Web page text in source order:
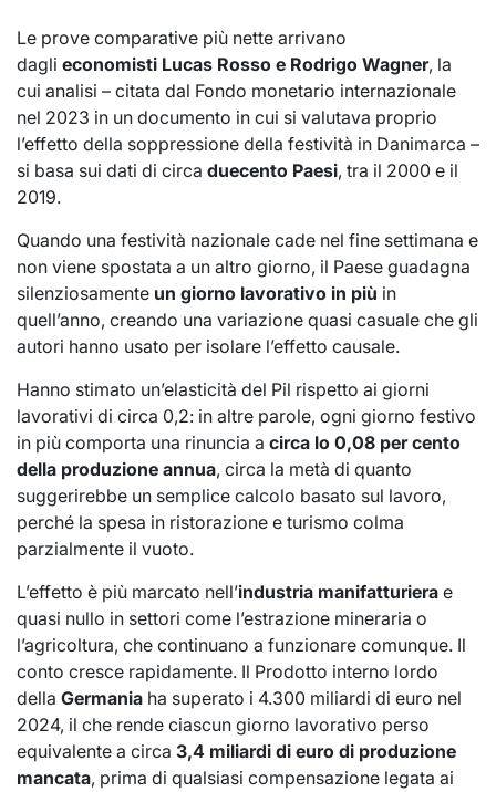
Le prove comparative più nette arrivano
dagli economisti Lucas Rosso e Rodrigo Wagner, la
cui analisi – citata dal Fondo monetario internazionale
nel 2023 in un documento in cui si valutava proprio
l’effetto della soppressione della festività in Danimarca –
si basa sui dati di circa duecento Paesi, tra il 2000 e il
2019.
Quando una festività nazionale cade nel fine settimana e
non viene spostata a un altro giorno, il Paese guadagna
silenziosamente un giorno lavorativo in più in
quell’anno, creando una variazione quasi casuale che gli
autori hanno usato per isolare l’effetto causale.
Hanno stimato un’elasticità del Pil rispetto ai giorni
lavorativi di circa 0,2: in altre parole, ogni giorno festivo
in più comporta una rinuncia a circa lo 0,08 per cento
della produzione annua, circa la metà di quanto
suggerirebbe un semplice calcolo basato sul lavoro,
perché la spesa in ristorazione e turismo colma
parzialmente il vuoto.
L’effetto è più marcato nell’industria manifatturiera e
quasi nullo in settori come l’estrazione mineraria o
l’agricoltura, che continuano a funzionare comunque. Il
conto cresce rapidamente. Il Prodotto interno lordo
della Germania ha superato i 4.300 miliardi di euro nel
2024, il che rende ciascun giorno lavorativo perso
equivalente a circa 3,4 miliardi di euro di produzione
mancata, prima di qualsiasi compensazione legata ai